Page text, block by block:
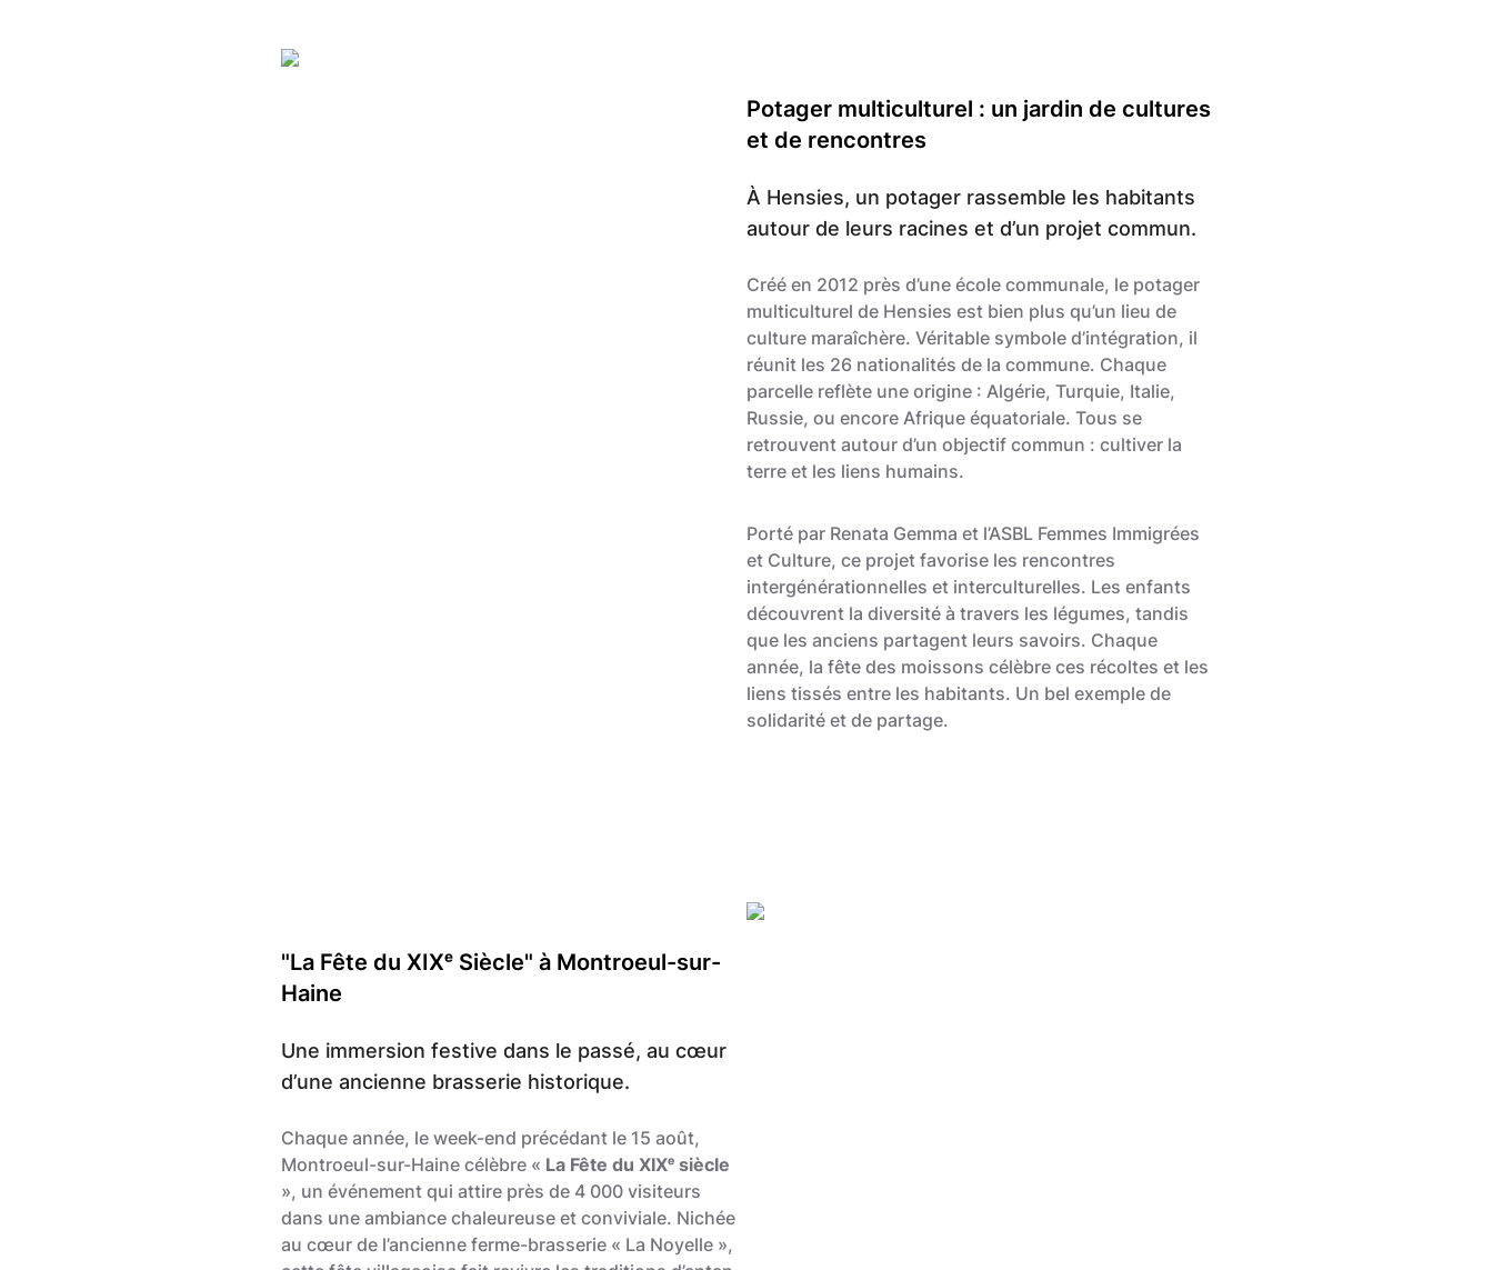
Potager multiculturel : un jardin de cultures
et de rencontres
À Hensies, un potager rassemble les habitants
autour de leurs racines et d’un projet commun.
Créé en 2012 près d’une école communale, le potager
multiculturel de Hensies est bien plus qu’un lieu de
culture maraîchère. Véritable symbole d’intégration, il
réunit les 26 nationalités de la commune. Chaque
parcelle reflète une origine : Algérie, Turquie, Italie,
Russie, ou encore Afrique équatoriale. Tous se
retrouvent autour d’un objectif commun : cultiver la
terre et les liens humains.
Porté par Renata Gemma et l’ASBL Femmes Immigrées
et Culture, ce projet favorise les rencontres
intergénérationnelles et interculturelles. Les enfants
découvrent la diversité à travers les légumes, tandis
que les anciens partagent leurs savoirs. Chaque
année, la fête des moissons célèbre ces récoltes et les
liens tissés entre les habitants. Un bel exemple de
solidarité et de partage.
"La Fête du XIXᵉ Siècle" à Montroeul-sur-
Haine
Une immersion festive dans le passé, au cœur
d’une ancienne brasserie historique.
Chaque année, le week-end précédant le 15 août,
Montroeul-sur-Haine célèbre « La Fête du XIXᵉ siècle
», un événement qui attire près de 4 000 visiteurs
dans une ambiance chaleureuse et conviviale. Nichée
au cœur de l’ancienne ferme-brasserie « La Noyelle »,